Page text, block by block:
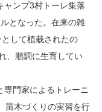
ャンプ3村トーレ集落
となった。在来の雑
して植栽されたの
、順調に生育してい
専門家によるトレーニ
苗木づくりの実習を行